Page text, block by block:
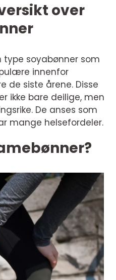
over
type soyabønner som
innenfor
de siste årene. Disse
ikke bare deilige, men
De anses som
mange helsefordeler.